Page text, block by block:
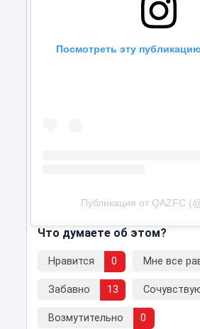
Посмотреть эту
Публикация от QAZFC
Что думаете об этом?
Нравится 0 Мне все
Забавно 13
Возмутительно 0